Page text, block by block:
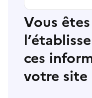
Vous
ces
votre site